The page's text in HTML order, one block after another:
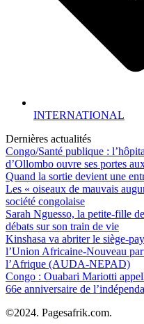
INTERNATIONAL
Dernières actualités
Congo/Santé publique :
d’Ollombo ouvre ses portes
Quand la sortie devient une
Les « oiseaux de mauvais
société congolaise
Sarah Nguesso, la petite-fille
débats sur son train de vie
Kinshasa va abriter le siège-
l’Union Africaine-Nouveau
l’Afrique (AUDA-NEPAD)
Congo : Ouabari Mariotti
66e anniversaire de
©2024. Pagesafrik.com.